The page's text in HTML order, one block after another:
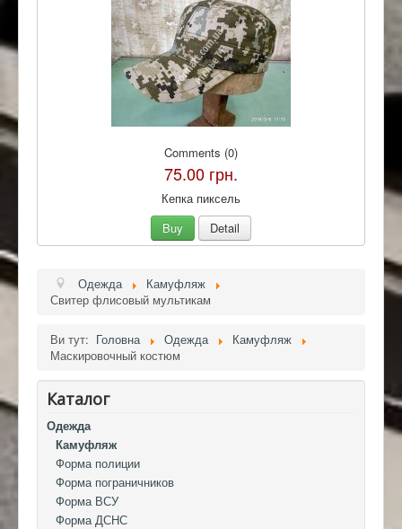
Comments (0)
75.00 грн.
Кепка пиксель
Buy
Detail
Одежда
Камуфляж
Свитер флисовый мультикам
Ви тут: Головна Одежда
Камуфляж
Маскировочный костюм
Каталог
Одежда
Камуфляж
Форма полиции
Форма пограничников
Форма ВСУ
Форма ДСНС